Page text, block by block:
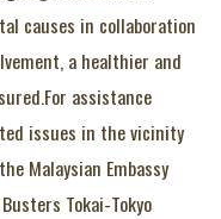
causes in collaboration
a healthier and
assistance
issues in the vicinity
Malaysian Embassy
Tokai-Tokyo